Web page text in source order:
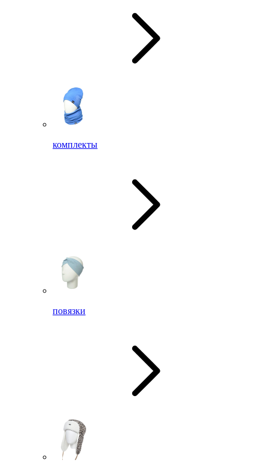
комплекты
повязки